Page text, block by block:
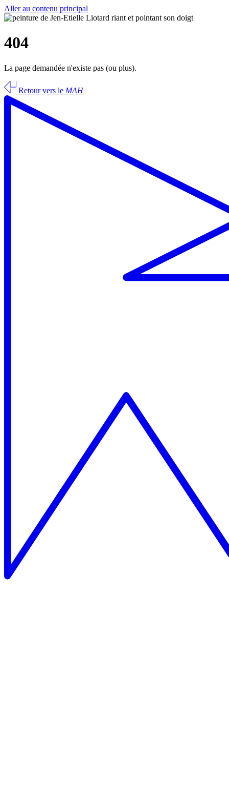
Aller au contenu principal
404
La page demandée n'existe pas (ou plus).
Retour vers le MAH